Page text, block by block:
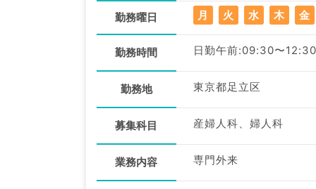
勤務曜日 月 火 水 木 金
勤務時間 日勤午前:09:30〜12:30
勤務地 東京都足立区
募集科目 産婦人科、婦人科
業務内容 専門外来